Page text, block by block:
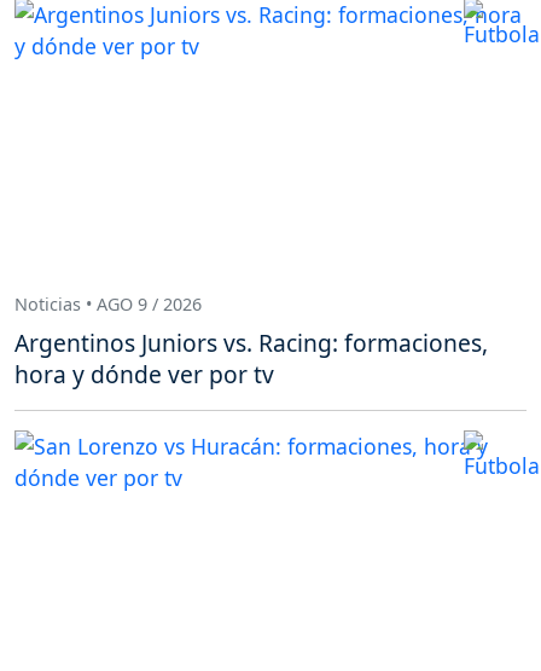
Noticias • AGO 9 / 2026
Argentinos Juniors vs. Racing: formaciones,
hora y dónde ver por tv